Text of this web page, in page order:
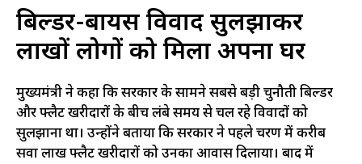
बिल्डर-बायर्स विवाद सुलझाकर
लाखों लोगों को मिला अपना घर
मुख्यमंत्री ने कहा कि सरकार के सामने सबसे बड़ी चुनौती बिल्डर
और फ्लैट खरीदारों के बीच लंबे समय से चल रहे विवादों को
सुलझाना था। उन्होंने बताया कि सरकार ने पहले चरण में करीब
सवा लाख फ्लैट खरीदारों को उनका आवास दिलाया। बाद में